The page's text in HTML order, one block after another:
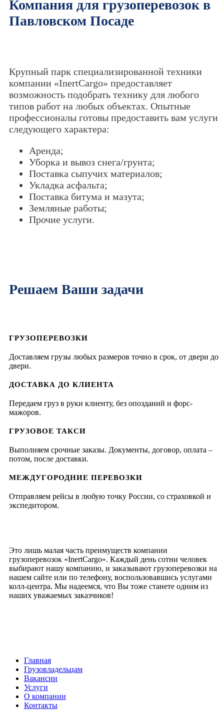
Компания для грузоперевозок в
Павловском Посаде
Крупный парк специализированной техники
компании «InertCargo» предоставляет
возможность подобрать технику для любого
типов работ на любых объектах. Опытные
профессионалы готовы предоставить вам услуги
следующего характера:
Аренда;
Уборка и вывоз снега/грунта;
Поставка сыпучих материалов;
Укладка асфальта;
Поставка битума и мазута;
Земляные работы;
Прочие услуги.
Решаем Ваши задачи
ГРУЗОПЕРЕВОЗКИ
Доставляем грузы любых размеров точно в срок, от двери до
двери.
ДОСТАВКА ДО КЛИЕНТА
Передаем груз в руки клиенту, без опозданий и форс-
мажоров.
ГРУЗОВОЕ ТАКСИ
Выполняем срочные заказы. Документы, договор, оплата –
потом, после доставки.
МЕЖДУГОРОДНИЕ ПЕРЕВОЗКИ
Отправляем рейсы в любую точку России, со страховкой и
экспедитором.
Это лишь малая часть преимуществ компании
грузоперевозок «InertCargo». Каждый день сотни человек
выбирают нашу компанию, и заказывают грузоперевозки на
нашем сайте или по телефону, воспользовавшись услугами
колл-центра. Мы надеемся, что Вы тоже станете одним из
наших уважаемых заказчиков!
Главная
Грузовладельцам
Вакансии
Услуги
О компании
Контакты